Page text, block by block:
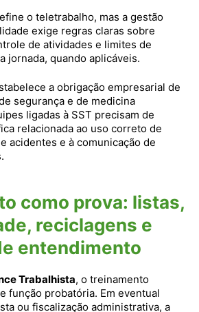
efine o teletrabalho, mas a gestão
exige regras claras sobre
de atividades e limites de
jornada, quando aplicáveis.
a obrigação empresarial de
segurança e de medicina
ligadas à SST precisam de
relacionada ao uso correto de
acidentes e à comunicação de
como prova: listas,
reciclagens e
entendimento
Trabalhista, o treinamento
função probatória. Em eventual
ou fiscalização administrativa, a